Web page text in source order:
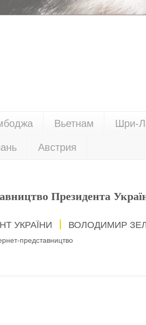
Вьетнам Шри-
Австрия
Президента
УКРАЇНИ ВОЛОДИМИР
представництво